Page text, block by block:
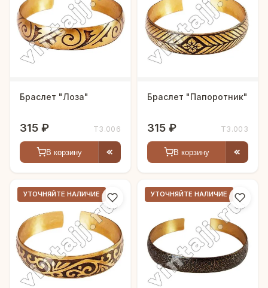
Браслет "Лоза"
315 ₽ Т3.006
В корзину
Браслет "Папоротник"
315 ₽ Т3.003
В корзину
УТОЧНЯЙТЕ НАЛИЧИЕ УТОЧНЯЙТЕ НАЛИЧИЕ